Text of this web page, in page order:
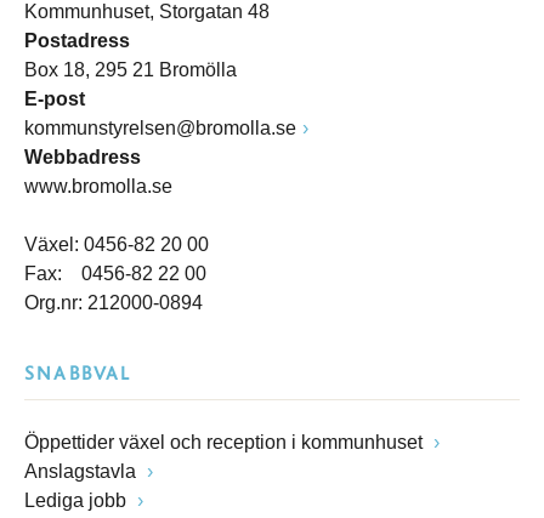
Kommunhuset, Storgatan 48
Postadress
Box 18, 295 21 Bromölla
E-post
kommunstyrelsen@bromolla.se
Webbadress
www.bromolla.se
Växel: 0456-82 20 00
Fax: 0456-82 22 00
Org.nr: 212000-0894
SNABBVAL
Öppettider växel och reception i kommunhuset
Anslagstavla
Lediga jobb